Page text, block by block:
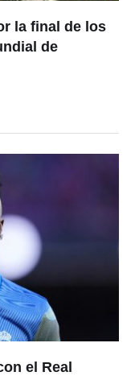
la final de los
de
el Real